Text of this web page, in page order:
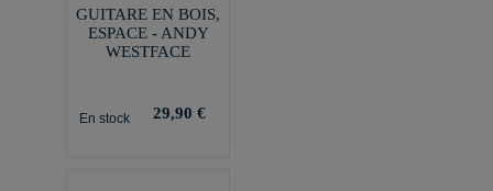
GUITARE EN BOIS,
ESPACE - ANDY
WESTFACE
En stock 29,90 €